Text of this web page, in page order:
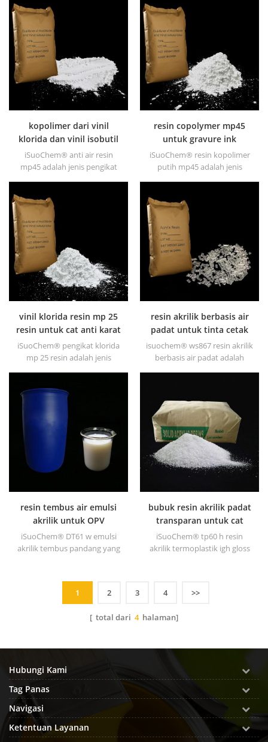
dalam pelarut organik seperti
toluena, ester, dll.
organik seperti toluena, ester,
kopolimer dari vinil
klorida dan vinil isobutil
eter resin mp45
iSuoChem® anti air resin
mp45 adalah jenis pengikat
mencetak tinta dan cat anti
korosi yang berat.
resin copolymer mp45
untuk gravure ink
iSuoChem® resin kopolimer
putih mp45 adalah jenis
untuk mencetak tinta dan cat
anti korosi yang berat.
vinil klorida resin mp 25
resin untuk cat anti karat
iSuoChem® pengikat klorida
mp 25 resin adalah jenis
untuk mencetak tinta dan cat
resin akrilik berbasis air
padat untuk tinta cetak
isuochem® ws867 resin akrilik
berbasis air padat adalah
yang baik, transparansi tinggi,
kemampuan cetak yang baik
dan transitivitas yang baik.
resin tembus air emulsi
akrilik untuk OPV
iSuoChem® DT61 w emulsi
akrilik tembus pandang yang
sangat baik, daya serap tinggi,
daya giling dan dispersi yang
bubuk resin akrilik padat
transparan untuk cat
iSuoChem® tp60 h resin
akrilik termoplastik igh gloss
1 2 3 4 >>
[ total dari 4halaman]
Hubungi Kami
Tag Panas
Navigasi
Ketentuan Layanan